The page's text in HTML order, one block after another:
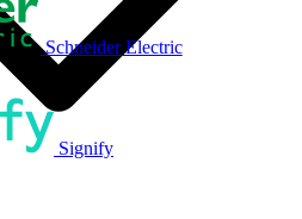
Schneider Electric
Signify